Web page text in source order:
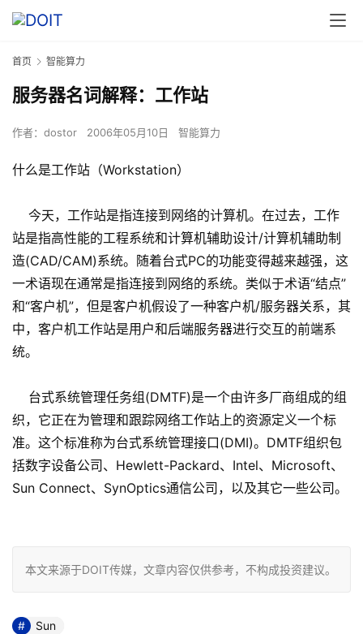
首页 智能算力
服务器名词解释：工作站
作者： dostor 2006年05月10日 智能算力
什么是工作站（Workstation）
今天，工作站是指连接到网络的计算机。在过去，工作
站是指高性能的工程系统和计算机辅助设计/计算机辅助制
造(CAD/CAM)系统。随着台式PC的功能变得越来越强，这
一术语现在通常是指连接到网络的系统。类似于术语“结点”
和“客户机”，但是客户机假设了一种客户机/服务器关系，其
中，客户机工作站是用户和后端服务器进行交互的前端系
统。
台式系统管理任务组(DMTF)是一个由许多厂商组成的组
织，它正在为管理和跟踪网络工作站上的资源定义一个标
准。这个标准称为台式系统管理接口(DMI)。DMTF组织包
括数字设备公司、Hewlett-Packard、Intel、Microsoft、
Sun Connect、SynOptics通信公司，以及其它一些公司。
本文来源于DOIT传媒，文章内容仅供参考，不构成投资建议。
Sun